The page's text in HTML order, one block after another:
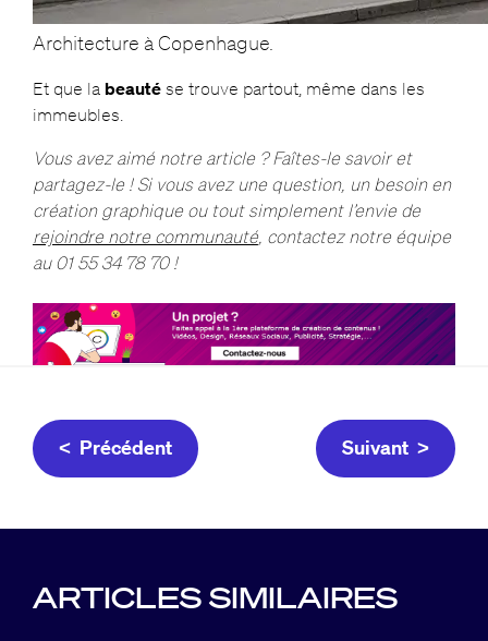
Architecture à Copenhague.
Et que la beautése trouve partout, même dans les
immeubles.
Vous avez aimé notre article ? Faîtes-le savoir et
partagez-le ! Si vous avez une question, un besoin en
création graphique ou tout simplement l’envie de
rejoindre notre communauté, contactez notre équipe
au 01 55 34 78 70 !
< Précédent Suivant >
ARTICLES SIMILAIRES